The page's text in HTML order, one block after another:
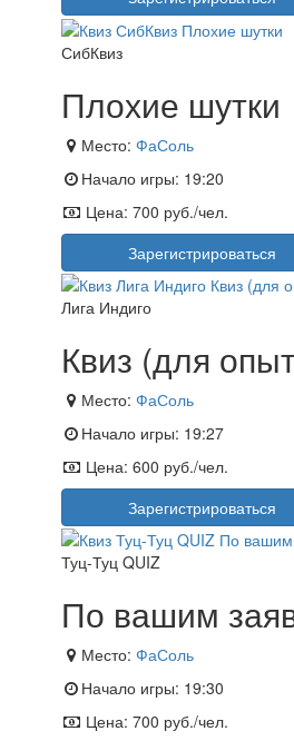
СибКвиз
Плохие шутки
Место: ФаСоль
Начало игры: 19:20
Цена: 700 руб./чел.
Зарегистрироваться
Лига Индиго
Квиз (для
Место: ФаСоль
Начало игры: 19:27
Цена: 600 руб./чел.
Зарегистрироваться
Туц-Туц QUIZ
По вашим
Место: ФаСоль
Начало игры: 19:30
Цена: 700 руб./чел.